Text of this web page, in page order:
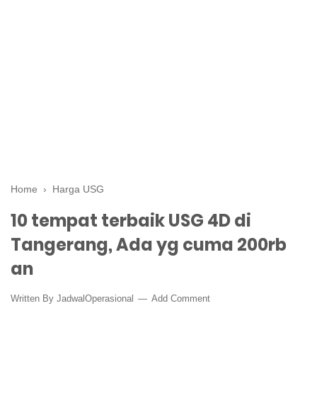
Home › Harga USG
10 tempat terbaik USG 4D di
Tangerang, Ada yg cuma 200rb
an
Written By JadwalOperasional Add Comment